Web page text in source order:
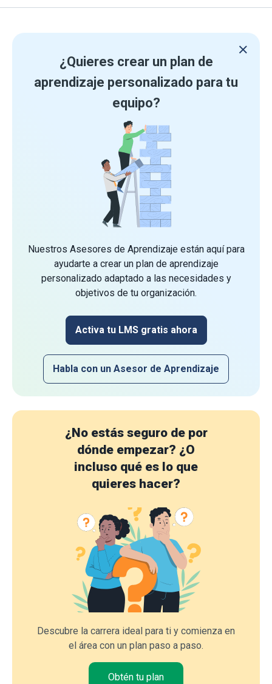
¿Quieres crear un plan de
aprendizaje personalizado para tu
equipo?
Nuestros Asesores de Aprendizaje están aquí para
ayudarte a crear un plan de aprendizaje
personalizado adaptado a las necesidades y
objetivos de tu organización.
Activa tu LMS gratis ahora
Habla con un Asesor de Aprendizaje
¿No estás seguro de por
dónde empezar? ¿O
incluso qué es lo que
quieres hacer?
Descubre la carrera ideal para ti y comienza en
el área con un plan paso a paso.
Obtén tu plan